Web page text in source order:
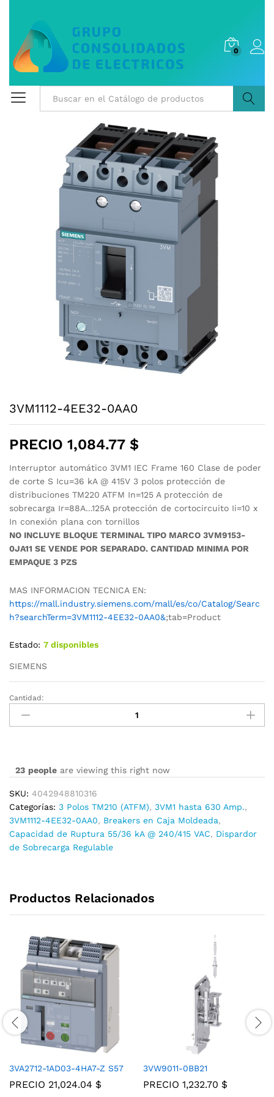
0
3VM1112-4EE32-0AA0
PRECIO 1,084.77 $
Interruptor automático 3VM1 IEC Frame 160 Clase de poder
de corte S Icu=36 kA @ 415V 3 polos protección de
distribuciones TM220 ATFM In=125 A protección de
sobrecarga Ir=88A...125A protección de cortocircuito Ii=10 x
In conexión plana con tornillos
NO INCLUYE BLOQUE TERMINAL TIPO MARCO 3VM9153-
0JA11 SE VENDE POR SEPARADO. CANTIDAD MINIMA POR
EMPAQUE 3 PZS
MAS INFORMACION TECNICA EN:
https://mall.industry.siemens.com/mall/es/co/Catalog/Searc
h?searchTerm=3VM1112-4EE32-0AA0&;tab=Product
Estado: 7 disponibles
SIEMENS
3VM1112-
4EE32-
0AA0
Cantidad:
23 people are viewing this right now
SKU: 4042948810316
Categorías: 3 Polos TM210 (ATFM), 3VM1 hasta 630 Amp.,
3VM1112-4EE32-0AA0, Breakers en Caja Moldeada,
Capacidad de Ruptura 55/36 kA @ 240/415 VAC, Dispardor
de Sobrecarga Regulable
Productos Relacionados
3VA2712-1AD03-4HA7-Z S57
PRECIO 21,024.04 $
3VW9011-0BB21
PRECIO 1,232.70 $